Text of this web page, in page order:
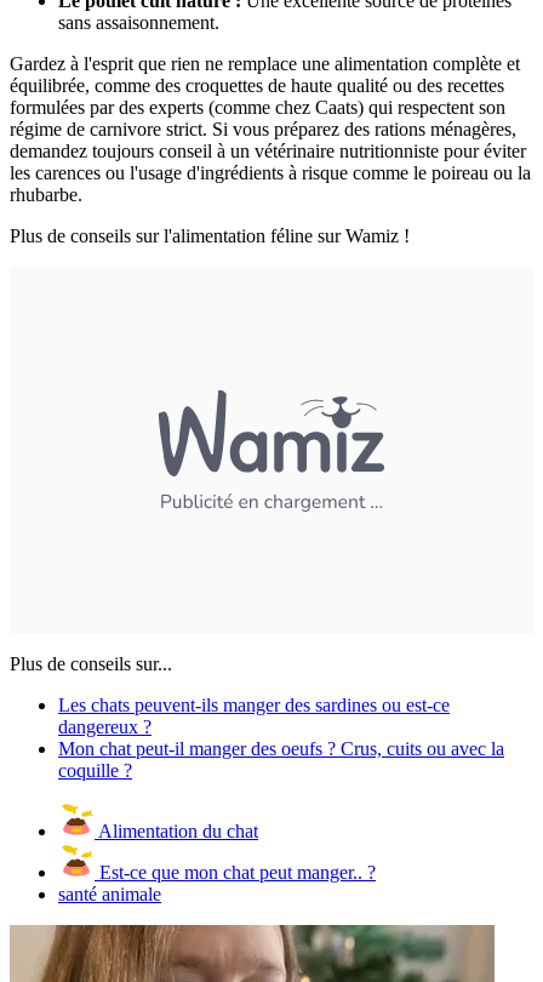
sans assaisonnement.
Gardez à l'esprit que rien ne remplace une alimentation complète et
équilibrée, comme des croquettes de haute qualité ou des recettes
formulées par des experts (comme chez Caats) qui respectent son
régime de carnivore strict. Si vous préparez des rations ménagères,
demandez toujours conseil à un vétérinaire nutritionniste pour éviter
les carences ou l'usage d'ingrédients à risque comme le poireau ou la
rhubarbe.
Plus de conseils sur l'alimentation féline sur Wamiz !
Plus de conseils sur...
Les chats peuvent-ils manger des sardines ou est-ce
dangereux ?
Mon chat peut-il manger des oeufs ? Crus, cuits ou avec la
coquille ?
Alimentation du chat
Est-ce que mon chat peut manger.. ?
santé animale